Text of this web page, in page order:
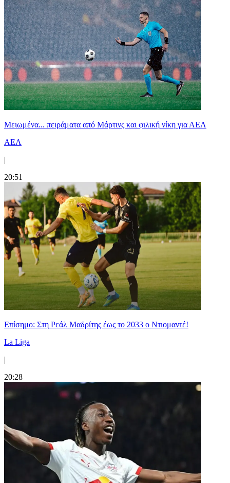
Μειωμένα... πειράματα από Μάρτινς και φιλική νίκη για ΑΕΛ
ΑΕΛ
|
20:51
Επίσημο: Στη Ρεάλ Μαδρίτης έως το 2033 ο Ντιομαντέ!
La Liga
|
20:28